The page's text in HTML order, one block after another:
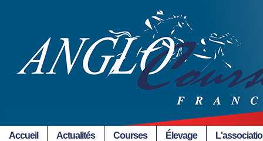
Accueil Actualités Courses Élevage